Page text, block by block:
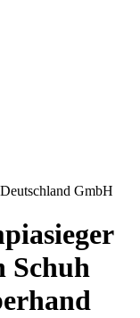
GmbH
Schuh